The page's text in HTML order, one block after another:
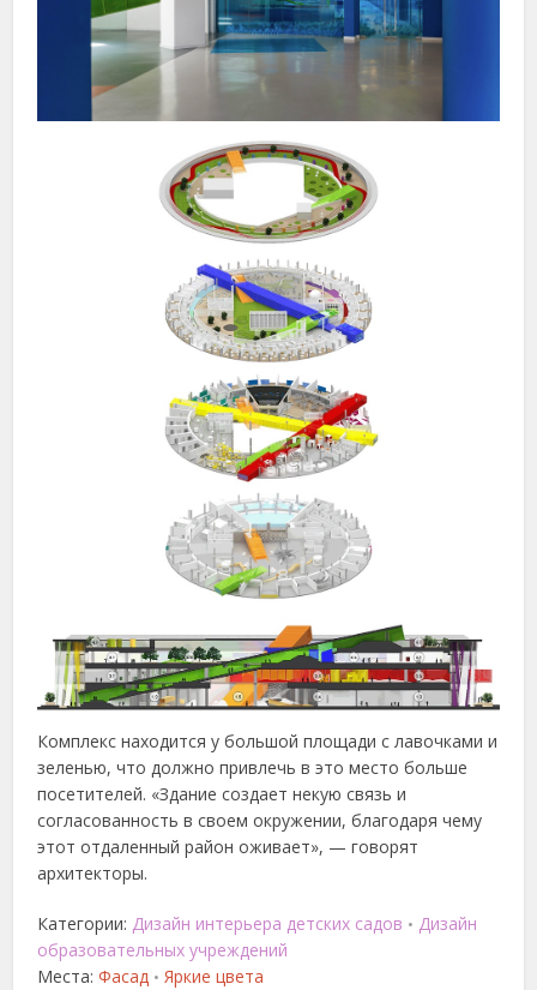
Комплекс находится у большой площади с лавочками и
зеленью, что должно привлечь в это место больше
посетителей. «Здание создает некую связь и
согласованность в своем окружении, благодаря чему
этот отдаленный район оживает», — говорят
архитекторы.
Категории: Дизайн интерьера детских садов • Дизайн
образовательных учреждений
Места:Фасад • Яркие цвета